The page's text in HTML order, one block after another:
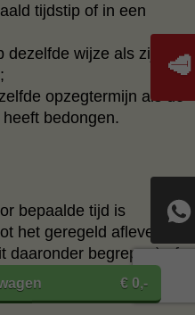
€ 0,-
tijdstip of in een
dezelfde wijze als zij
opzegtermijn als de
bedongen.
bepaalde tijd is
het geregeld afleveren
daaronder begrepen) of
worden verlengd of
duur.
🥩